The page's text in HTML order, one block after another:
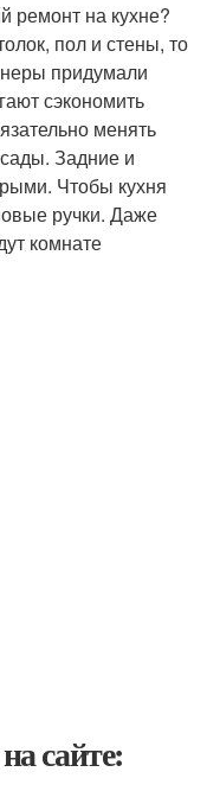
ремонт на кухне?
пол и стены, то
придумали
сэкономить
менять
Задние и
Чтобы кухня
ручки. Даже
комнате
сайте: